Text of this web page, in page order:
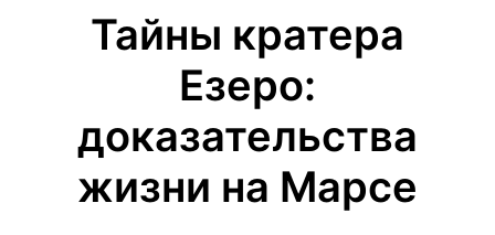
Тайны кратера
Езеро:
доказательства
жизни на Марсе